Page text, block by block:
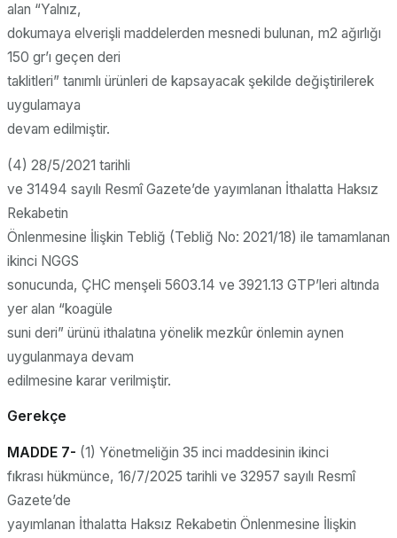
alan “Yalnız,
dokumaya elverişli maddelerden mesnedi bulunan, m2 ağırlığı
150 gr’ı geçen deri
taklitleri” tanımlı ürünleri de kapsayacak şekilde değiştirilerek
uygulamaya
devam edilmiştir.
(4) 28/5/2021 tarihli
ve 31494 sayılı Resmî Gazete’de yayımlanan İthalatta Haksız
Rekabetin
Önlenmesine İlişkin Tebliğ (Tebliğ No: 2021/18) ile tamamlanan
ikinci NGGS
sonucunda, ÇHC menşeli 5603.14 ve 3921.13 GTP’leri altında
yer alan “koagüle
suni deri” ürünü ithalatına yönelik mezkûr önlemin aynen
uygulanmaya devam
edilmesine karar verilmiştir.
Gerekçe
MADDE 7- (1) Yönetmeliğin 35 inci maddesinin ikinci
fıkrası hükmünce, 16/7/2025 tarihli ve 32957 sayılı Resmî
Gazete’de
yayımlanan İthalatta Haksız Rekabetin Önlenmesine İlişkin